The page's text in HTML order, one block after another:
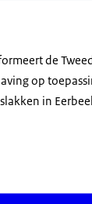
de
op
in